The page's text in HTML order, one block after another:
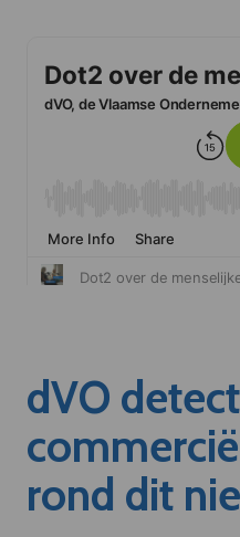
dVO
rond dit